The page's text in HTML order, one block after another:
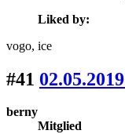
Liked by:
vogo, ice
#41
berny
Mitglied